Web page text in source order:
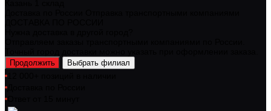
Продолжить Выбрать филиал